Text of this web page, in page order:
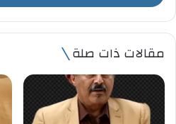
ر
د
ا
مقالات ذات صلة